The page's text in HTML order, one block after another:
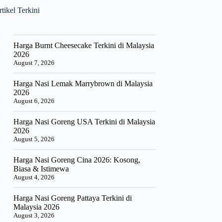
Terkini
Harga Burnt Cheesecake Terkini di Malaysia
2026
August 7, 2026
Harga Nasi Lemak Marrybrown di Malaysia
2026
August 6, 2026
Harga Nasi Goreng USA Terkini di Malaysia
2026
August 5, 2026
Harga Nasi Goreng Cina 2026: Kosong,
Biasa & Istimewa
August 4, 2026
Harga Nasi Goreng Pattaya Terkini di
Malaysia 2026
August 3, 2026